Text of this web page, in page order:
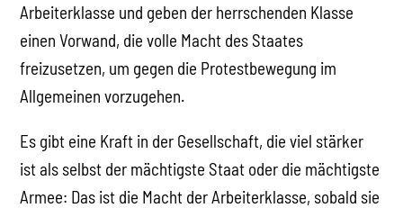
Arbeiterklasse und geben der herrschenden Klasse
einen Vorwand, die volle Macht des Staates
freizusetzen, um gegen die Protestbewegung im
Allgemeinen vorzugehen.
Es gibt eine Kraft in der Gesellschaft, die viel stärker
ist als selbst der mächtigste Staat oder die mächtigste
Armee: Das ist die Macht der Arbeiterklasse, sobald sie